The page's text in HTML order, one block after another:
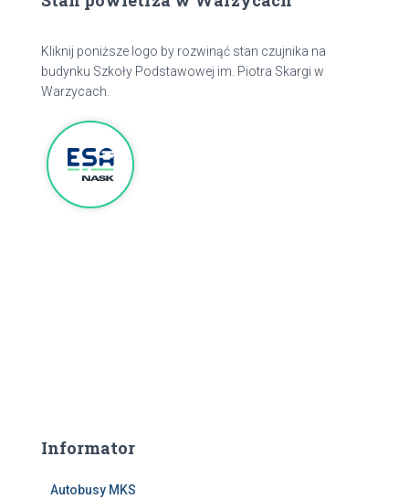
Kliknij poniższe logo by rozwinąć stan czujnika na
budynku Szkoły Podstawowej im. Piotra Skargi w
Warzycach.
Informator
Autobusy MKS